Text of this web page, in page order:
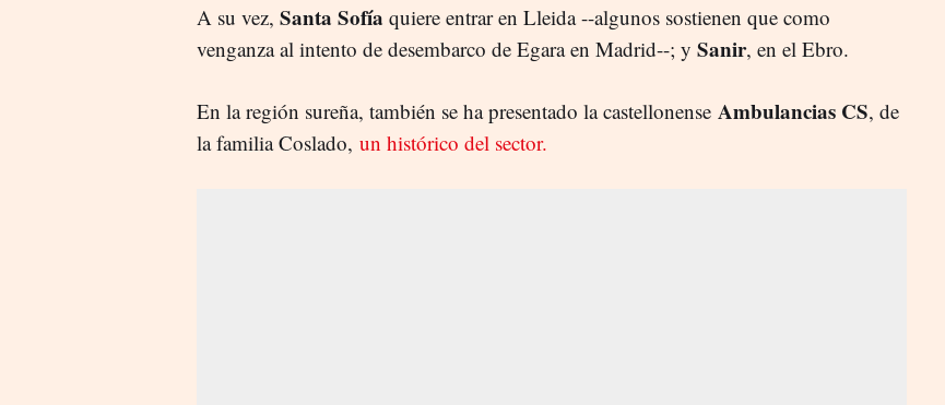
A su vez, Santa Sofía quiere entrar en Lleida --algunos sostienen que como
venganza al intento de desembarco de Egara en Madrid--; y Sanir, en el Ebro.
En la región sureña, también se ha presentado la castellonense Ambulancias CS, de
la familia Coslado, un histórico del sector.